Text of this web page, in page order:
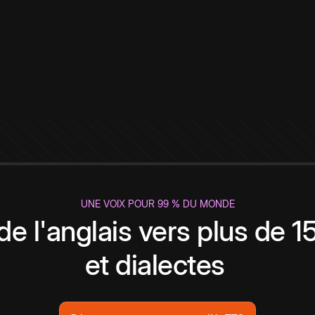
UNE VOIX POUR 99 % DU MONDE
l'anglais vers plus de
et dialectes